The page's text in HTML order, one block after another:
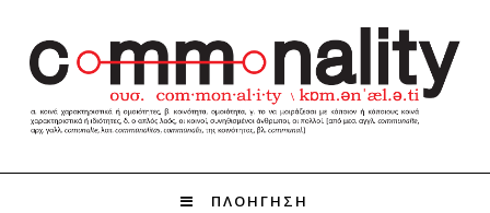
ΠΛΟΗΓΗΣΗ